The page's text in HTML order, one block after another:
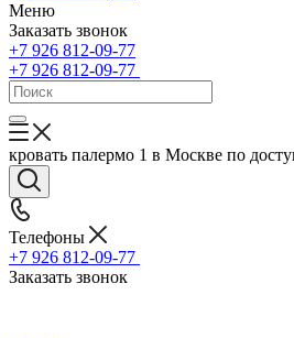
Меню
Заказать звонок
+7 926 812-09-77
+7 926 812-09-77
кровать палермо 1 в Москве по
Телефоны
+7 926 812-09-77
Заказать звонок